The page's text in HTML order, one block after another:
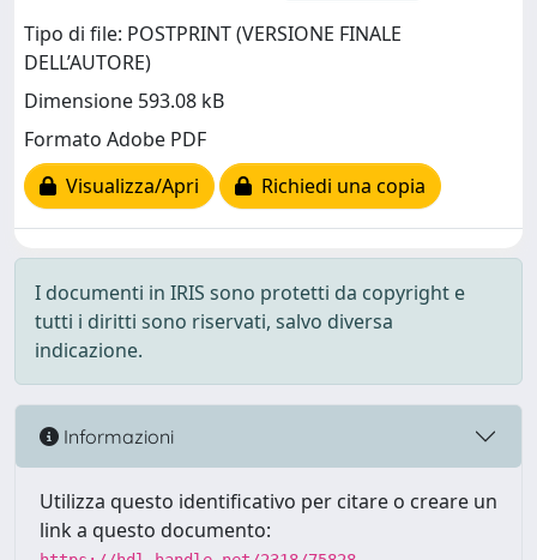
Tipo di file: POSTPRINT (VERSIONE FINALE
DELL’AUTORE)
Dimensione 593.08 kB
Formato Adobe PDF
Visualizza/Apri
Richiedi una copia
I documenti in IRIS sono protetti da copyright e
tutti i diritti sono riservati, salvo diversa
indicazione.
Informazioni
Utilizza questo identificativo per citare o creare un
link a questo documento: